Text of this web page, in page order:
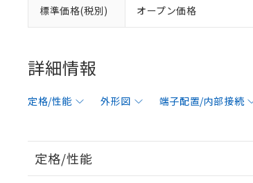
標準価格(税別) オープン価格
詳細情報
定格/性能 外形図 端子配置/内部接続
定格/性能